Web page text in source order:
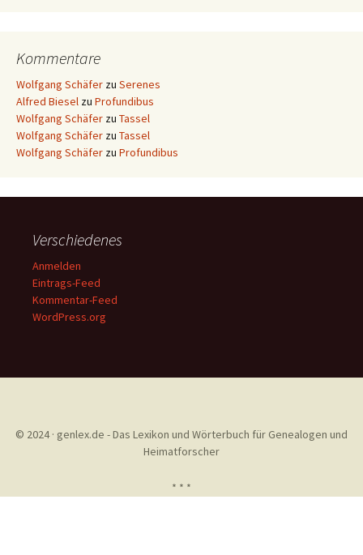
Kommentare
Wolfgang Schäfer zu Serenes
Alfred Biesel zu Profundibus
Wolfgang Schäfer zu Tassel
Wolfgang Schäfer zu Tassel
Wolfgang Schäfer zu Profundibus
Verschiedenes
Anmelden
Eintrags-Feed
Kommentar-Feed
WordPress.org
© 2024 · genlex.de - Das Lexikon und Wörterbuch für Genealogen und
Heimatforscher
* * *